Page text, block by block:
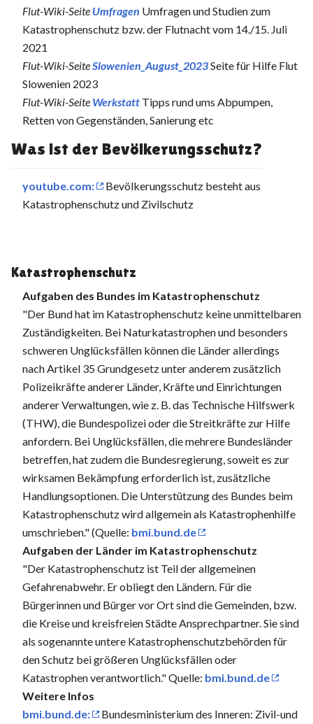
Flut-Wiki-Seite Umfragen Umfragen und Studien zum
Katastrophenschutz bzw. der Flutnacht vom 14./15. Juli
2021
Flut-Wiki-SeiteSlowenien_August_2023Seite für Hilfe Flut
Slowenien 2023
Flut-Wiki-Seite Werkstatt Tipps rund ums Abpumpen,
Retten von Gegenständen, Sanierung etc
Was ist der Bevölkerungsschutz?
youtube.com:
Bevölkerungsschutz besteht aus
Katastrophenschutz und Zivilschutz
Katastrophenschutz
Aufgaben des Bundes im Katastrophenschutz
"Der Bund hat im Katastrophenschutz keine unmittelbaren
Zuständigkeiten. Bei Naturkatastrophen und besonders
schweren Unglücksfällen können die Länder allerdings
nach Artikel 35 Grundgesetz unter anderem zusätzlich
Polizeikräfte anderer Länder, Kräfte und Einrichtungen
anderer Verwaltungen, wie z. B. das Technische Hilfswerk
(THW), die Bundespolizei oder die Streitkräfte zur Hilfe
anfordern. Bei Unglücksfällen, die mehrere Bundesländer
betreffen, hat zudem die Bundesregierung, soweit es zur
wirksamen Bekämpfung erforderlich ist, zusätzliche
Handlungsoptionen. Die Unterstützung des Bundes beim
Katastrophenschutz wird allgemein als Katastrophenhilfe
umschrieben." (Quelle: bmi.bund.de
Aufgaben der Länder im Katastrophenschutz
"Der Katastrophenschutz ist Teil der allgemeinen
Gefahrenabwehr. Er obliegt den Ländern. Für die
Bürgerinnen und Bürger vor Ort sind die Gemeinden, bzw.
die Kreise und kreisfreien Städte Ansprechpartner. Sie sind
als sogenannte untere Katastrophenschutzbehörden für
den Schutz bei größeren Unglücksfällen oder
Katastrophen verantwortlich." Quelle: bmi.bund.de
Weitere Infos
bmi.bund.de:
Bundesministerium des Inneren: Zivil-und